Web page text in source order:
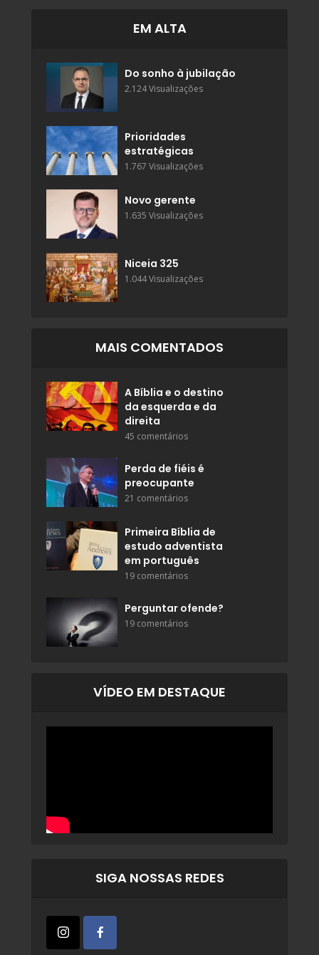
EM ALTA
Do sonho à jubilação
2.124 Visualizações
Prioridades
estratégicas
1.767 Visualizações
Novo gerente
1.635 Visualizações
Niceia 325
1.044 Visualizações
MAIS COMENTADOS
A Bíblia e o destino
da esquerda e da
direita
45 comentários
Perda de fiéis é
preocupante
21 comentários
Primeira Bíblia de
estudo adventista
em português
19 comentários
Perguntar ofende?
19 comentários
VÍDEO EM DESTAQUE
SIGA NOSSAS REDES